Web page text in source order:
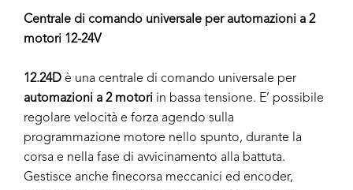
Centrale di comando universale per automazioni a 2
motori 12-24V
12.24D è una centrale di comando universale per
automazioni a 2 motori in bassa tensione. E’ possibile
regolare velocità e forza agendo sulla
programmazione motore nello spunto, durante la
corsa e nella fase di avvicinamento alla battuta.
Gestisce anche finecorsa meccanici ed encoder,